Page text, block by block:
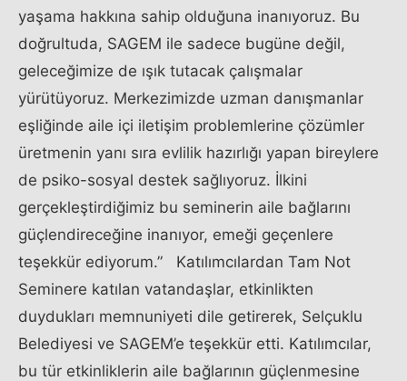
yaşama hakkına sahip olduğuna inanıyoruz. Bu
doğrultuda, SAGEM ile sadece bugüne değil,
geleceğimize de ışık tutacak çalışmalar
yürütüyoruz. Merkezimizde uzman danışmanlar
eşliğinde aile içi iletişim problemlerine çözümler
üretmenin yanı sıra evlilik hazırlığı yapan bireylere
de psiko-sosyal destek sağlıyoruz. İlkini
gerçekleştirdiğimiz bu seminerin aile bağlarını
güçlendireceğine inanıyor, emeği geçenlere
teşekkür ediyorum.” Katılımcılardan Tam Not
Seminere katılan vatandaşlar, etkinlikten
duydukları memnuniyeti dile getirerek, Selçuklu
Belediyesi ve SAGEM’e teşekkür etti. Katılımcılar,
bu tür etkinliklerin aile bağlarının güçlenmesine